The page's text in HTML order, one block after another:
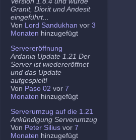
Granit, Diorit und Andesit
eingeführt...
Von Lord Sandukhan vor 3
Monaten hinzugefügt
Servereröffnung
Ardania Update 1.21 Der
Server ist wiedereröffnet
und das Update
aufgespielt!
Von Paso 02 vor 7
Monaten hinzugefügt
Serverumzug auf die 1.21
Ankündigung Serverumzug
Von Peter Silius vor 7
Monaten hinzugefügt